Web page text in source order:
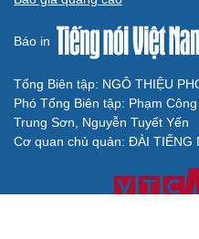
Báo in
Tổng Biên tập: NGÔ THIỆU
Phó Tổng Biên tập: Phạm
Trung Sơn, Nguyễn Tuyết Yến
Cơ quan chủ quản: ĐÀI TIẾNG